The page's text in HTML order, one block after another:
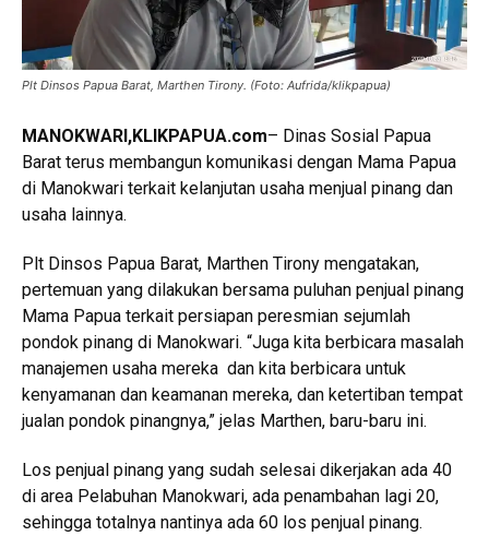
Plt Dinsos Papua Barat, Marthen Tirony. (Foto: Aufrida/klikpapua)
MANOKWARI,KLIKPAPUA.com– Dinas Sosial Papua
Barat terus membangun komunikasi dengan Mama Papua
di Manokwari terkait kelanjutan usaha menjual pinang dan
usaha lainnya.
Plt Dinsos Papua Barat, Marthen Tirony mengatakan,
pertemuan yang dilakukan bersama puluhan penjual pinang
Mama Papua terkait persiapan peresmian sejumlah
pondok pinang di Manokwari. “Juga kita berbicara masalah
manajemen usaha mereka dan kita berbicara untuk
kenyamanan dan keamanan mereka, dan ketertiban tempat
jualan pondok pinangnya,” jelas Marthen, baru-baru ini.
Los penjual pinang yang sudah selesai dikerjakan ada 40
di area Pelabuhan Manokwari, ada penambahan lagi 20,
sehingga totalnya nantinya ada 60 los penjual pinang.